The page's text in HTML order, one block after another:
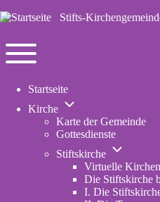
Stifts-
Navigation
main
Startseite
Kirche
Unternavigation
Kirche
Karte der Gemeinde
Gottesdienste
Stiftskirche
Stiftskirche
Virtuelle
Die Stiftskirche
I. Die